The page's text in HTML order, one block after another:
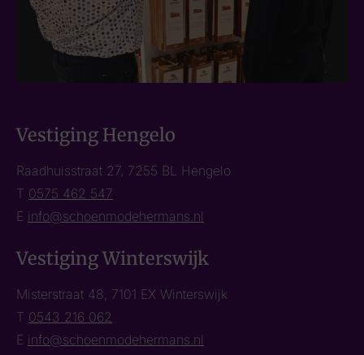
Vestiging Hengelo
Raadhuisstraat 27, 7255 BL Hengelo
T 0575 462 547
E info@schoenmodehermans.nl
Vestiging Winterswijk
Misterstraat 48, 7101 EX Winterswijk
T 0543 216 062
E info@schoenmodehermans.nl